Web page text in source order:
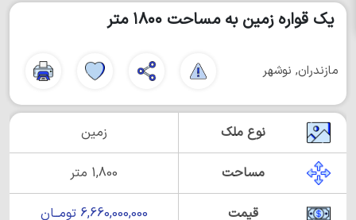
یک قواره زمین به مساحت ۱۸۰۰ متر
مازندران, نوشهر
نوع ملک زمین
مساحت 1,800 متر
قیمت 6,660,000,000 تومــان